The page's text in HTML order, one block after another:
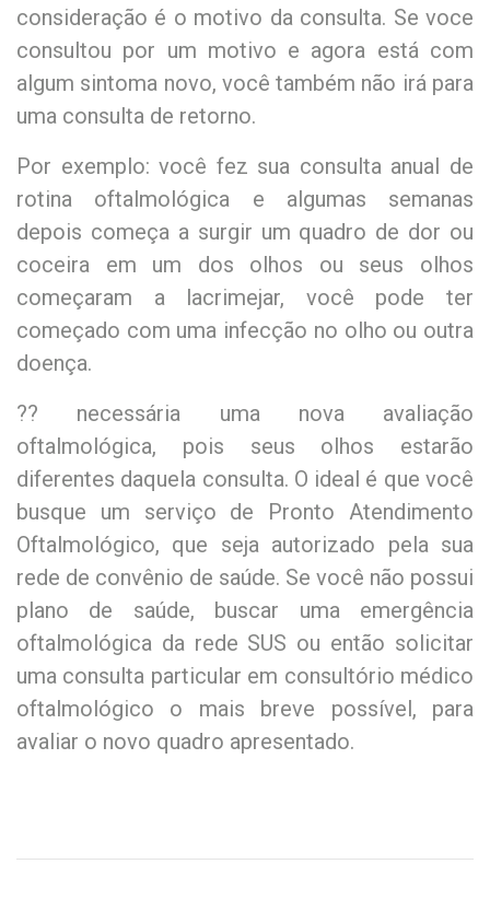
consideração é o motivo da consulta. Se voce
consultou por um motivo e agora está com
algum sintoma novo, você também não irá para
uma consulta de retorno.
Por exemplo: você fez sua consulta anual de
rotina oftalmológica e algumas semanas
depois começa a surgir um quadro de dor ou
coceira em um dos olhos ou seus olhos
começaram a lacrimejar, você pode ter
começado com uma infecção no olho ou outra
doença.
?? necessária uma nova avaliação
oftalmológica, pois seus olhos estarão
diferentes daquela consulta. O ideal é que você
busque um serviço de Pronto Atendimento
Oftalmológico, que seja autorizado pela sua
rede de convênio de saúde. Se você não possui
plano de saúde, buscar uma emergência
oftalmológica da rede SUS ou então solicitar
uma consulta particular em consultório médico
oftalmológico o mais breve possível, para
avaliar o novo quadro apresentado.